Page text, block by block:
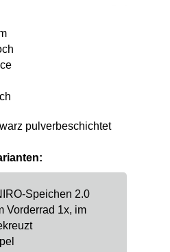
pulverbeschichtet
Speichen 2.0
Vorderrad 1x, im